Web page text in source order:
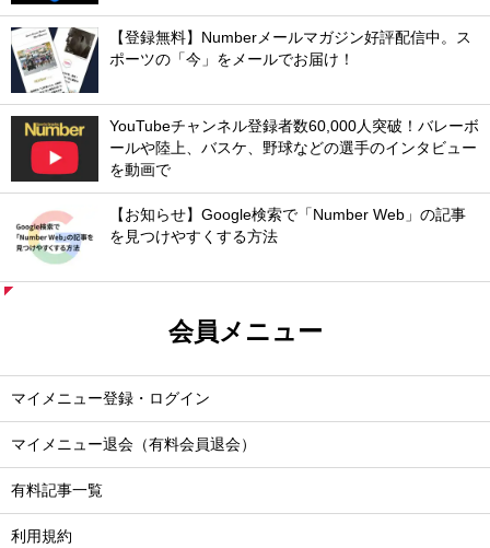
【登録無料】Numberメールマガジン好評配信中。ス
ポーツの「今」をメールでお届け！
YouTubeチャンネル登録者数60,000人突破！バレーボ
ールや陸上、バスケ、野球などの選手のインタビュー
を動画で
【お知らせ】Google検索で「Number Web」の記事
を見つけやすくする方法
会員メニュー
マイメニュー登録・ログイン
マイメニュー退会（有料会員退会）
有料記事一覧
利用規約